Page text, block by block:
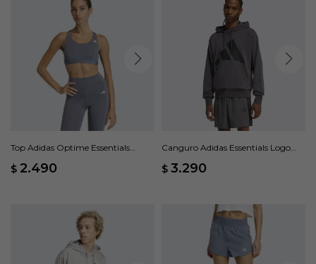
Top Adidas Optime Essentials
$ 2.490
Canguro Adidas Essentials Logo
$ 3.290